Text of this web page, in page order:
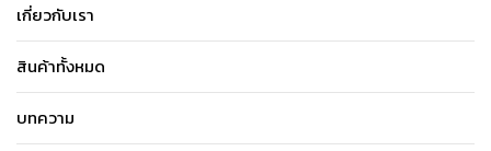
เกี่ยวกับเรา
สินค้าทั้งหมด
บทความ